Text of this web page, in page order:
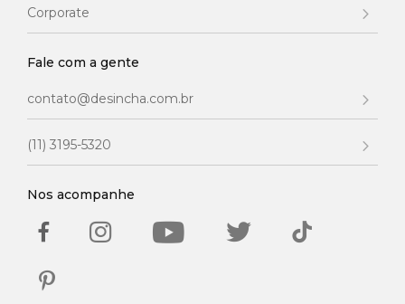
Corporate
Fale com a gente
contato@desincha.com.br
(11) 3195-5320
Nos acompanhe